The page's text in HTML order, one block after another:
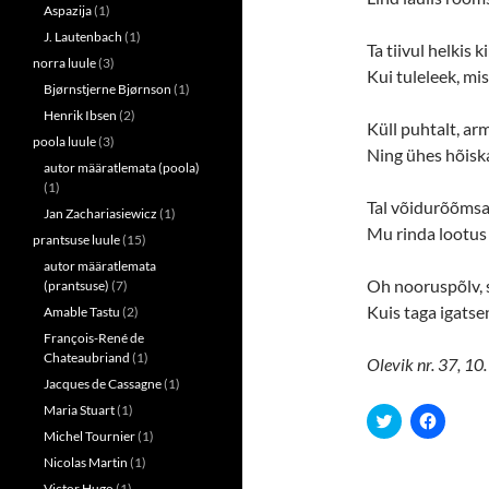
w
i
n
d
)
w
w
i
n
w
)
Ta tiivul helkis
Kui tuleleek,
Küll puhtalt,
Ning ühes
Tal
Mu rinda
Oh nooruspõlv,
Kuis taga
Olevik nr. 37,
C
l
C
l
Aspazija(1)
J. Lautenbach (1)
norra luule(3)
Bjørnstjerne Bjørnson (1)
Henrik Ibsen (2)
poola luule(3)
autor määratlemata (poola)
(1)
Jan Zachariasiewicz (1)
prantsuse luule(15)
autor määratlemata
(prantsuse) (7)
Amable Tastu (2)
François-René de
Chateaubriand (1)
Jacques de Cassagne(1)
Maria Stuart(1)
Michel Tournier(1)
Nicolas Martin (1)